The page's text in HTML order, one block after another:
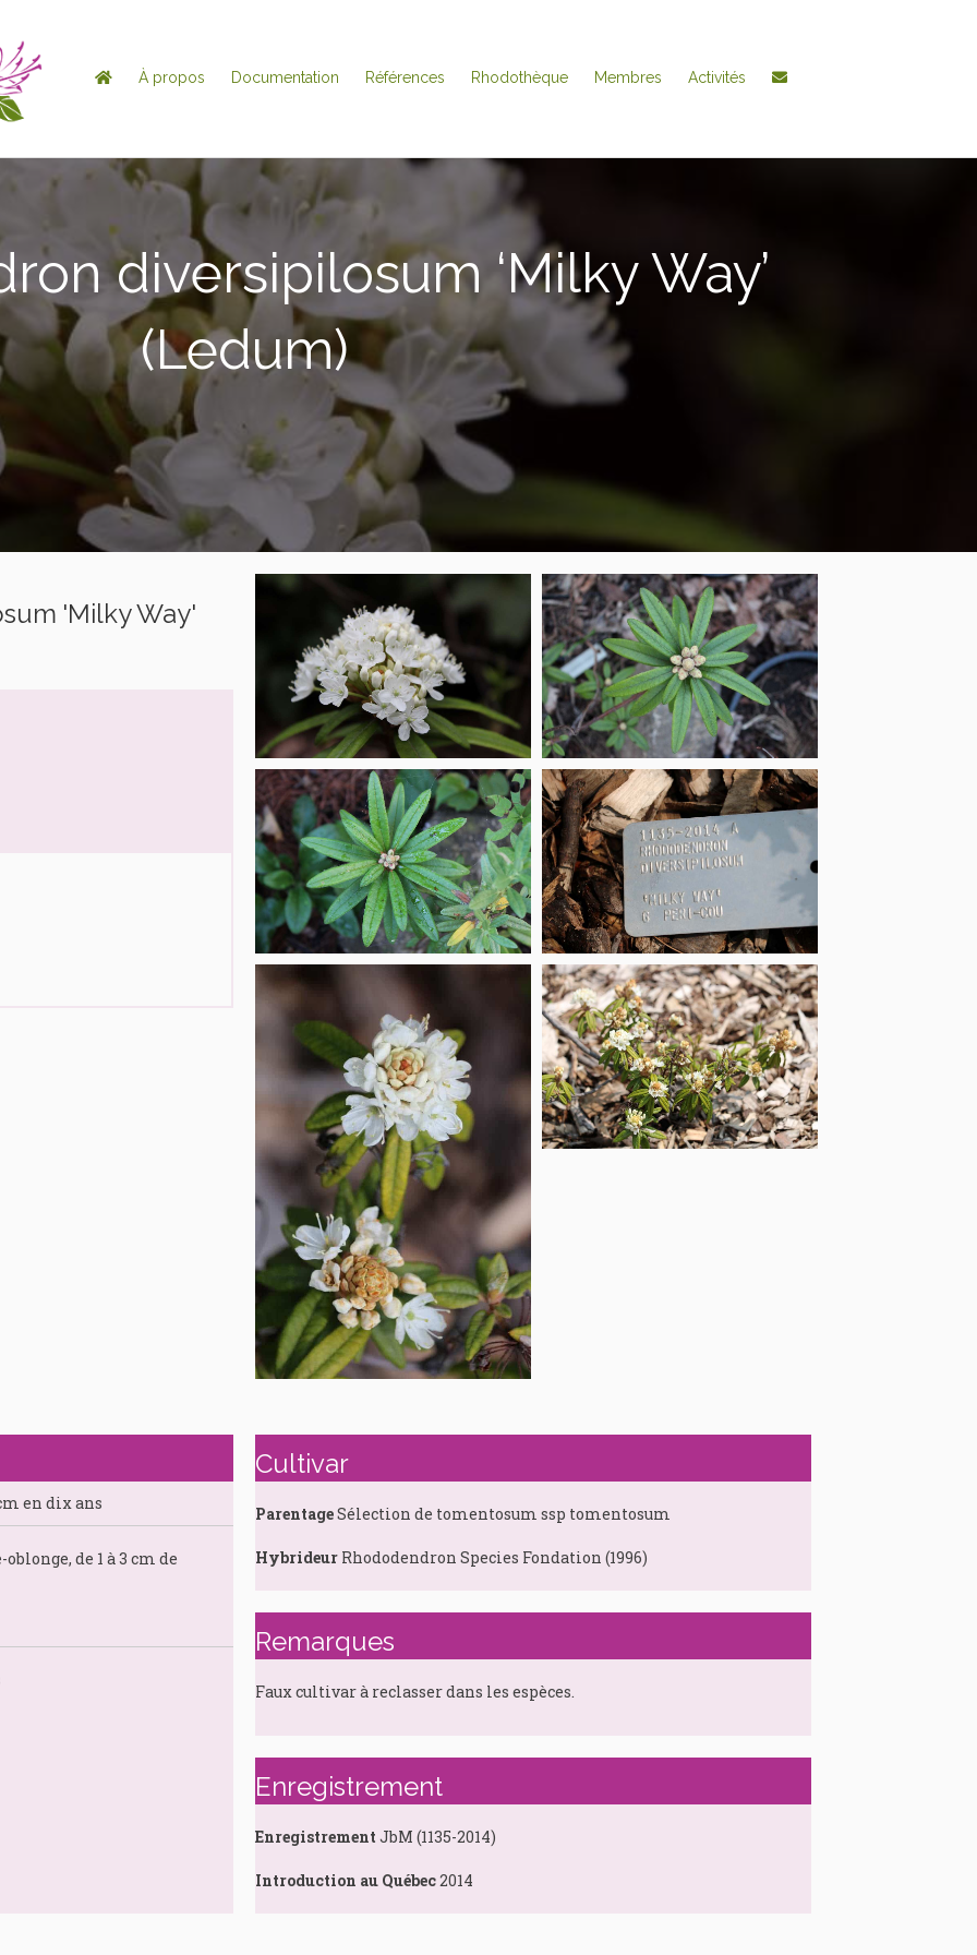
À propos Documentation Références Rhodothèque Membres Activités
diversipilosum ‘Milky Way’
(Ledum)
'Milky Way'
Cultivar
en dix ans
de 1 à 3 cm de
ParentageSélection de tomentosum ssp tomentosum
Hybrideur Rhododendron Species Fondation (1996)
Remarques
Faux cultivar à reclasser dans les espèces.
Enregistrement
Enregistrement JbM (1135-2014)
Introduction au Québec2014